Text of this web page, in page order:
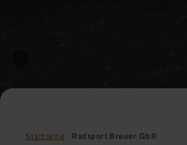
Startseite Radsport Breuer GbR